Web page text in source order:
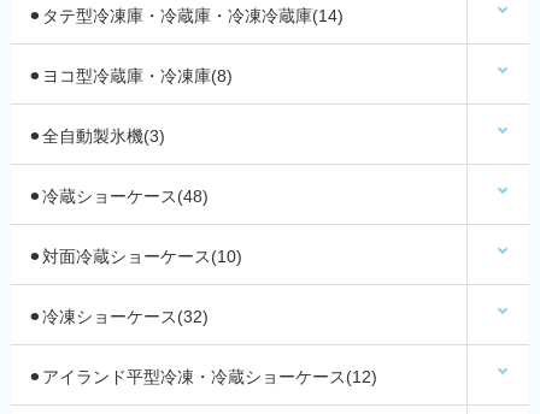
⚫︎タテ型冷凍庫・冷蔵庫・冷凍冷蔵庫(14)
⚫︎ヨコ型冷蔵庫・冷凍庫(8)
⚫︎全自動製氷機(3)
⚫︎冷蔵ショーケース(48)
⚫︎対面冷蔵ショーケース(10)
⚫︎冷凍ショーケース(32)
⚫︎アイランド平型冷凍・冷蔵ショーケース(12)